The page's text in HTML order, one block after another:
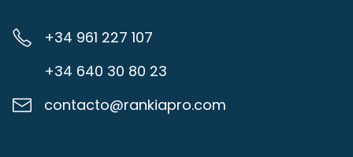
+34 961 227 107
+34 640 30 80 23
contacto@rankiapro.com